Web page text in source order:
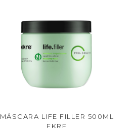
MÁSCARA LIFE FILLER 500ML
EKRE